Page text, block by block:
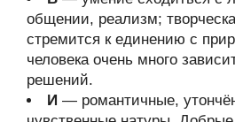
общении, реализм;
стремится к единению с
человека очень много
решений.
И — романтичные,